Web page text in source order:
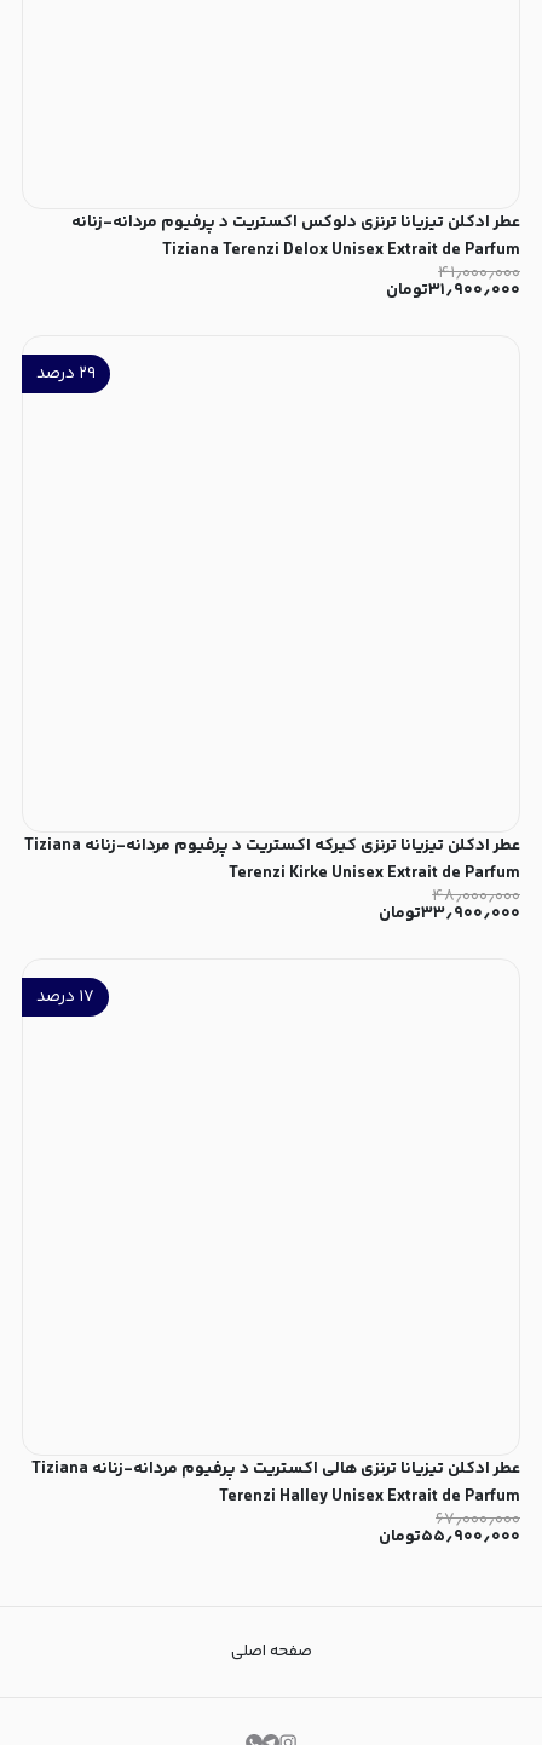
عطر ادکلن تیزیانا ترنزی دلوکس اکستریت د پرفیوم مردانه-زنانه
Tiziana Terenzi Delox Unisex Extrait de Parfum
۴۱٫۰۰۰٫۰۰۰
۳۱٫۹۰۰٫۰۰۰تومان
۲۹ درصد
عطر ادکلن تیزیانا ترنزی کیرکه اکستریت د پرفیوم مردانه-زنانه Tiziana
Terenzi Kirke Unisex Extrait de Parfum
۴۸٫۰۰۰٫۰۰۰
۳۳٫۹۰۰٫۰۰۰تومان
۱۷ درصد
عطر ادکلن تیزیانا ترنزی هالی اکستریت د پرفیوم مردانه-زنانه Tiziana
Terenzi Halley Unisex Extrait de Parfum
۶۷٫۰۰۰٫۰۰۰
۵۵٫۹۰۰٫۰۰۰تومان
صفحه اصلی